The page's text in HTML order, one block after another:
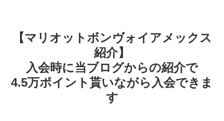
【マリオットボンヴォイアメックス
紹介】
入会時に当ブログからの紹介で
4.5万ポイント貰いながら入会できま
す